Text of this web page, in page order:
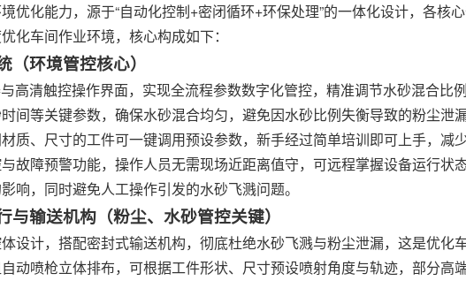
优化能力，源于“自动化控制+密闭循环+环保处理”的一体化设计，各核
化车间作业环境，核心构成如下：
（环境管控核心）
高清触控操作界面，实现全流程参数数字化管控，精准调节水砂混合比
间等关键参数，确保水砂混合均匀，避免因水砂比例失衡导致的粉尘泄
质、尺寸的工件可一键调用预设参数，新手经过简单培训即可上手，减
故障预警功能，操作人员无需现场近距离值守，可远程掌握设备运行状
响，同时避免人工操作引发的水砂飞溅问题。
与输送机构（粉尘、水砂管控关键）
设计，搭配密封式输送机构，彻底杜绝水砂飞溅与粉尘泄漏，这是优化
动喷枪立体排布，可根据工件形状、尺寸预设喷射角度与轨迹，部分高